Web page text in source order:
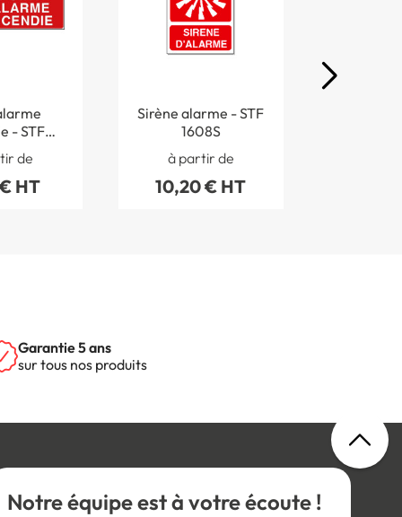
- STF
de
HT
Sirène alarme - STF
1608S
à partir de
10,20 € HT
Garantie 5 ans
sur tous nos produits
Notre équipe est à votre écoute !